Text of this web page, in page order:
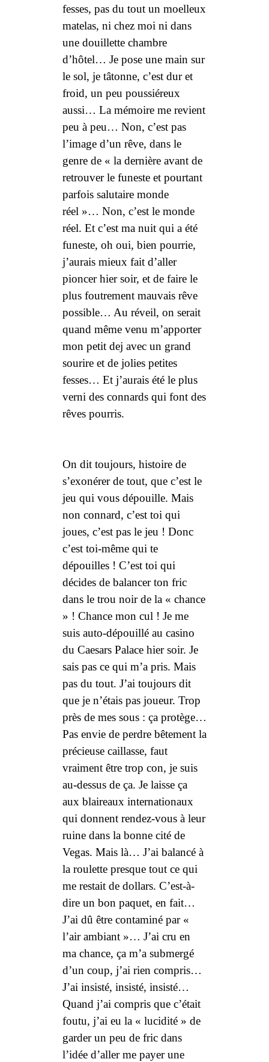
fesses, pas du tout un moelleux
matelas, ni chez moi ni dans
une douillette chambre
d’hôtel… Je pose une main sur
le sol, je tâtonne, c’est dur et
froid, un peu poussiéreux
aussi… La mémoire me revient
peu à peu… Non, c’est pas
l’image d’un rêve, dans le
genre de « la dernière avant de
retrouver le funeste et pourtant
parfois salutaire monde
réel »… Non, c’est le monde
réel. Et c’est ma nuit qui a été
funeste, oh oui, bien pourrie,
j’aurais mieux fait d’aller
pioncer hier soir, et de faire le
plus foutrement mauvais rêve
possible… Au réveil, on serait
quand même venu m’apporter
mon petit dej avec un grand
sourire et de jolies petites
fesses… Et j’aurais été le plus
verni des connards qui font des
rêves pourris.
On dit toujours, histoire de
s’exonérer de tout, que c’est le
jeu qui vous dépouille. Mais
non connard, c’est toi qui
joues, c’est pas le jeu ! Donc
c’est toi-même qui te
dépouilles ! C’est toi qui
décides de balancer ton fric
dans le trou noir de la « chance
» ! Chance mon cul ! Je me
suis auto-dépouillé au casino
du Caesars Palace hier soir. Je
sais pas ce qui m’a pris. Mais
pas du tout. J’ai toujours dit
que je n’étais pas joueur. Trop
près de mes sous : ça protège…
Pas envie de perdre bêtement la
précieuse caillasse, faut
vraiment être trop con, je suis
au-dessus de ça. Je laisse ça
aux blaireaux internationaux
qui donnent rendez-vous à leur
ruine dans la bonne cité de
Vegas. Mais là… J’ai balancé à
la roulette presque tout ce qui
me restait de dollars. C’est-à-
dire un bon paquet, en fait…
J’ai dû être contaminé par «
l’air ambiant »… J’ai cru en
ma chance, ça m’a submergé
d’un coup, j’ai rien compris…
J’ai insisté, insisté, insisté…
Quand j’ai compris que c’était
foutu, j’ai eu la « lucidité » de
garder un peu de fric dans
l’idée d’aller me payer une